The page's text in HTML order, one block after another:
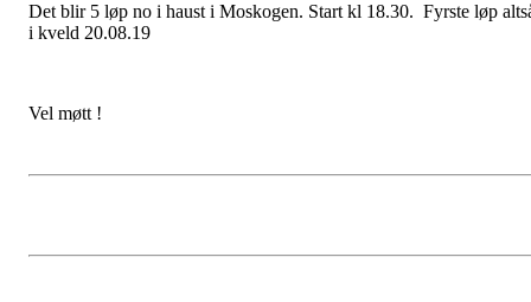
Det blir 5 løp no i haust i Moskogen. Start kl 18.30. Fyrste løp
i kveld 20.08.19
Vel møtt !